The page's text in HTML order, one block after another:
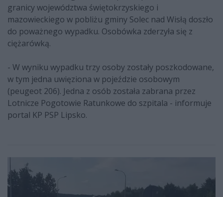
granicy województwa świętokrzyskiego i
mazowieckiego w pobliżu gminy Solec nad Wisłą doszło
do poważnego wypadku. Osobówka zderzyła się z
ciężarówką.
- W wyniku wypadku trzy osoby zostały poszkodowane,
w tym jedna uwięziona w pojeździe osobowym
(peugeot 206). Jedna z osób została zabrana przez
Lotnicze Pogotowie Ratunkowe do szpitala - informuje
portal KP PSP Lipsko.